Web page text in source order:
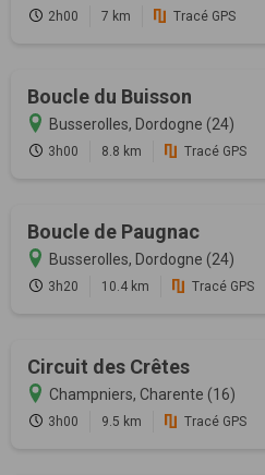
2h00 7 km Tracé GPS
Boucle du Buisson
Busserolles, Dordogne (24)
3h00 8.8 km Tracé GPS
Boucle de Paugnac
Busserolles, Dordogne (24)
3h20 10.4 km Tracé GPS
Circuit des Crêtes
Champniers, Charente (16)
3h00 9.5 km Tracé GPS